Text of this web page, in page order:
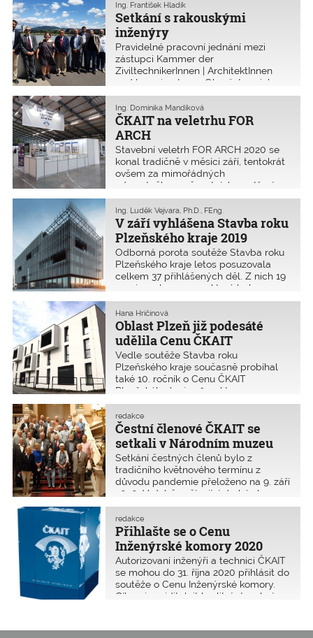
Setkání s rakouskými
inženýry
Ing. František Hladík
Pravidelné pracovní jednání mezi
zástupci Kammer der
ZiviltechnikerInnen | ArchitektInnen
und IngenieurInnen Oberösterreich
und Salzburg (dále ZT:) a zástupci
oblastní kanceláře ČKAIT České
Budějovice se tentokrát konalo 7.
července 2020 v Linci.
ČKAIT na veletrhu FOR
ARCH
Ing. Dominika Mandíková
Stavební veletrh FOR ARCH 2020 se
konal tradičně v měsíci září, tentokrát
ovšem za mimořádných
zdravotněbezpečnostních opatření.
ČKAIT se veletrhu zúčastnila a na
stánku prezentovala své poslání
a služby autorizovaným osobám
i odborné veřejnosti. Návštěvníci oce
V září vyhlášena Stavba roku
Plzeňského kraje 2019
Ing. Luděk Vejvara, Ph.D., FEng.
Odborná porota soutěže Stavba roku
Plzeňského kraje letos posuzovala
celkem 37 přihlášených děl. Z nich 19
nominovala na ceny, které byly
slavnostně předány 8. září 2020
v Měšťanské besedě v Plzni. Titul
Stavba roku Plzeňského kraje 2019
získala Lokalita Bolevec určená pro
bydlení v samostatných rodinných
domech se zahradou a novostavba
administrativní budovy Konplan, obě v
Plzni. Ta se stala zároveň vítězem
Cenu veřejnosti. Letošní ročník
soutěže nově získal záštitu
Ministerstva průmyslu a obchodu.
Oblast Plzeň již podesáté
udělila Cenu ČKAIT
Hana Hričinová
Vedle soutěže Stavba roku
Plzeňského kraje současně probíhal
také 10. ročník o Cenu ČKAIT
Plzeňského kraje 2019, kterou
vyhlašuje kancelář oblasti ČKAIT
Plzeň podle samostatných podmínek.
Letos byl takto oceněn bytový dům
Kreuzmannova.
Čestní členové ČKAIT se
setkali v Národním muzeu
redakce
Setkání čestných členů bylo z
tradičního květnového termínu z
důvodu pandemie přeloženo na 9. září
2020. V době začínající druhé vlny
koronaviru se setkání v rekonstruované
budově Národního muzea v Praze
zúčastnilo třicet čestných členů z celé
republiky.
Přihlašte se o Cenu
Inženýrské komory 2020
redakce
Autorizovaní inženýři a technici ČKAIT
se mohou do 31. října 2020 přihlásit do
soutěže o Cenu Inženýrské komory.
Cílem je zviditelnit kvalitní stavební a
specializací ČKAIT. Přihlášení